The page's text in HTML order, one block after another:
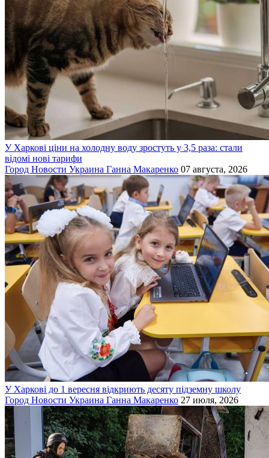
У Харкові ціни на холодну воду зростуть у 3,5 раза: стали
відомі нові тарифи
Город Новости Украина Ганна Макаренко 07 августа, 2026
У Харкові до 1 вересня відкриють десяту підземну школу
Город Новости Украина Ганна Макаренко 27 июля, 2026